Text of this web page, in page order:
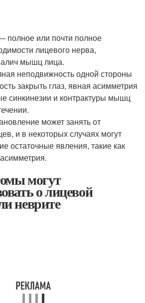
полное или почти полное
лицевого нерва,
мышц лица.
неподвижность одной стороны
закрыть глаз, явная асимметрия
синкинезии и контрактуры мышц
может занять от
и в некоторых случаях могут
остаточные явления, такие как
могут
о лицевой
неврите